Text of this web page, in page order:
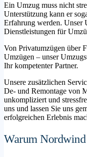
Ein Umzug muss nicht
Unterstützung kann er
Erfahrung werden. Unser
Dienstleistungen für
Von Privatumzügen über
Umzügen – unser
Ihr kompetenter Partner.
Unsere zusätzlichen
De- und Remontage von
unkompliziert und
uns und lassen Sie uns
erfolgreichen Erlebnis
Warum